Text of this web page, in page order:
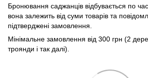
Бронювання саджанців відбувається по
вона залежить від суми товарів та
підтверджені замовлення.
Мінімальне замовлення від 300 грн (2
троянди і так далі).